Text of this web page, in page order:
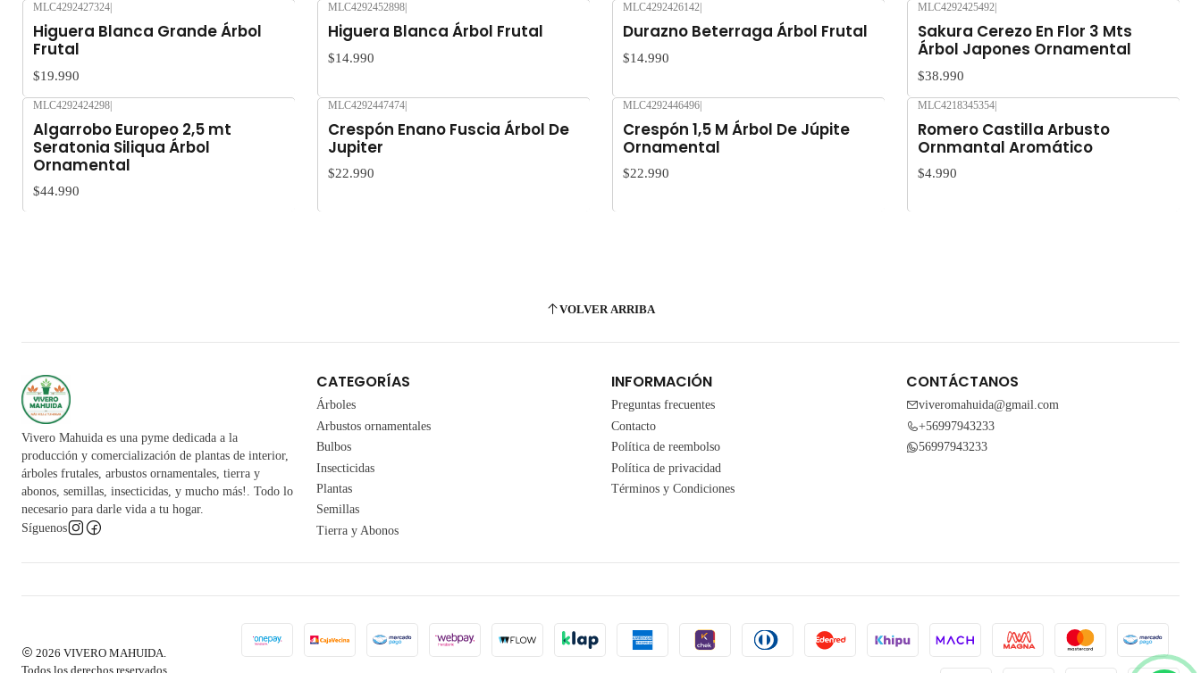
MLC4292427324
Higuera Blanca Grande Árbol
Frutal
$19.990
MLC4292452898
Higuera Blanca Árbol Frutal
$14.990
MLC4292426142
Durazno Beterraga Árbol Frutal
$14.990
MLC4292425492
Sakura Cerezo En Flor 3 Mts
Árbol Japones Ornamental
$38.990
MLC4292424298|
Algarrobo Europeo 2,5 mt
Seratonia Siliqua Árbol
Ornamental
$44.990
MLC4292447474|
Crespón Enano Fuscia Árbol De
Jupiter
$22.990
MLC4292446496|
Crespón 1,5 M Árbol De Júpite
Ornamental
$22.990
MLC4218345354|
Romero Castilla Arbusto
Ornmantal Aromático
$4.990
VOLVER ARRIBA
Vivero Mahuida es una pyme dedicada a la
producción y comercialización de plantas de interior,
árboles frutales, arbustos ornamentales, tierra y
abonos, semillas, insecticidas, y mucho más!. Todo lo
necesario para darle vida a tu hogar.
Síguenos
CATEGORÍAS
Árboles
Arbustos ornamentales
Bulbos
Insecticidas
Plantas
Semillas
Tierra y Abonos
INFORMACIÓN
Preguntas frecuentes
Contacto
Política de reembolso
Política de privacidad
Términos y Condiciones
CONTÁCTANOS
viveromahuida@gmail.com
+56997943233
56997943233
2026 VIVERO MAHUIDA.
Todos los derechos reservados